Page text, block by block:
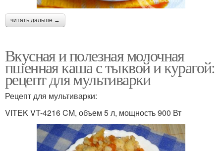
читать дальше →
Вкусная и полезная молочная
пшенная каша с тыквой и курагой:
рецепт для мультиварки
Рецепт для мультиварки:
VITEK VT-4216 CM, объем 5 л, мощность 900 Вт